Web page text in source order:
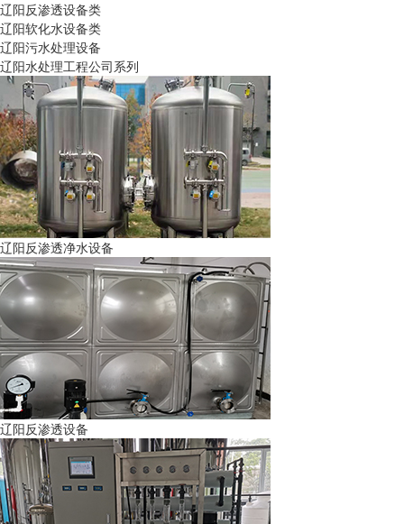
辽阳反渗透设备类
辽阳软化水设备类
辽阳污水处理设备
辽阳水处理工程公司系列
辽阳反渗透净水设备
辽阳反渗透设备